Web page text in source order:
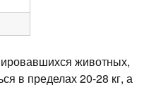
животных,
в пределах 20-28 кг, а